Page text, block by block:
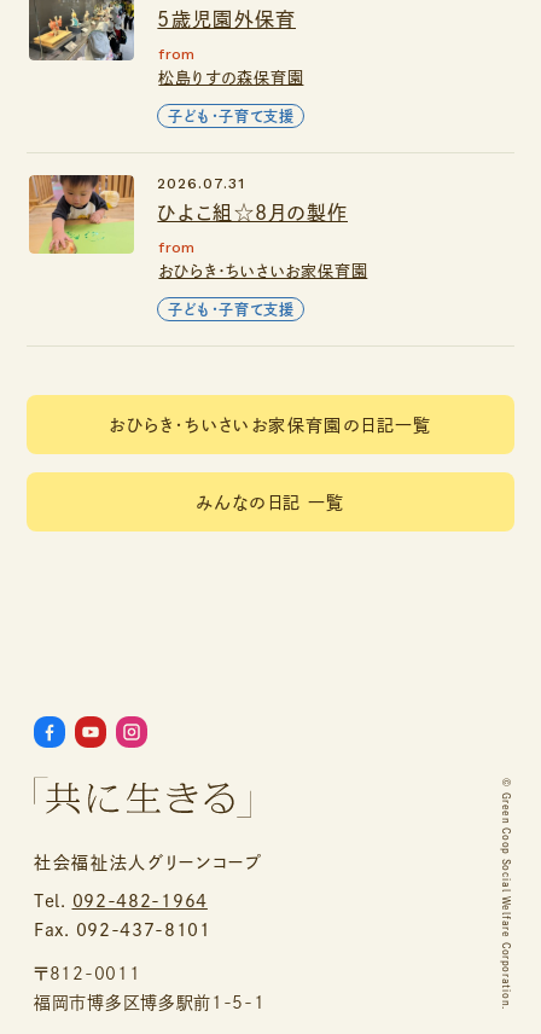
5歳児園外保育
from
松島りすの森保育園
子ども・子育て支援
ひよこ組☆8月の製作
2026.07.31
from
おひらき・ちいさいお家保育園
子ども・子育て支援
おひらき・ちいさいお家保育園の日記一覧
みんなの日記 一覧
社会福祉法人グリーンコープ
Tel.
092-482-1964
Fax. 092-437-8101
〒812-0011
福岡市博多区博多駅前1-5-1
©
Green Coop Social Welfare Corporation.